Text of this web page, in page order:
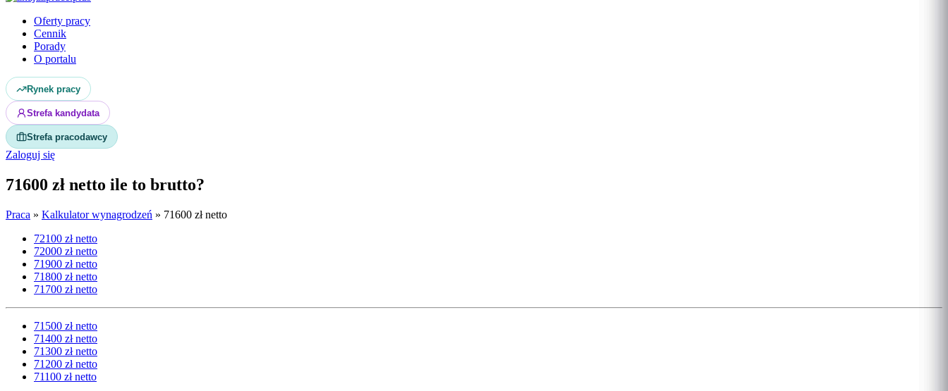
Oferty pracy
Cennik
Porady
O portalu
Rynek pracy
Strefa kandydata
Strefa pracodawcy
Zaloguj się
71600 zł netto ile to brutto?
Praca » Kalkulator wynagrodzeń » 71600 zł netto
72100 zł netto
72000 zł netto
71900 zł netto
71800 zł netto
71700 zł netto
71500 zł netto
71400 zł netto
71300 zł netto
71200 zł netto
71100 zł netto